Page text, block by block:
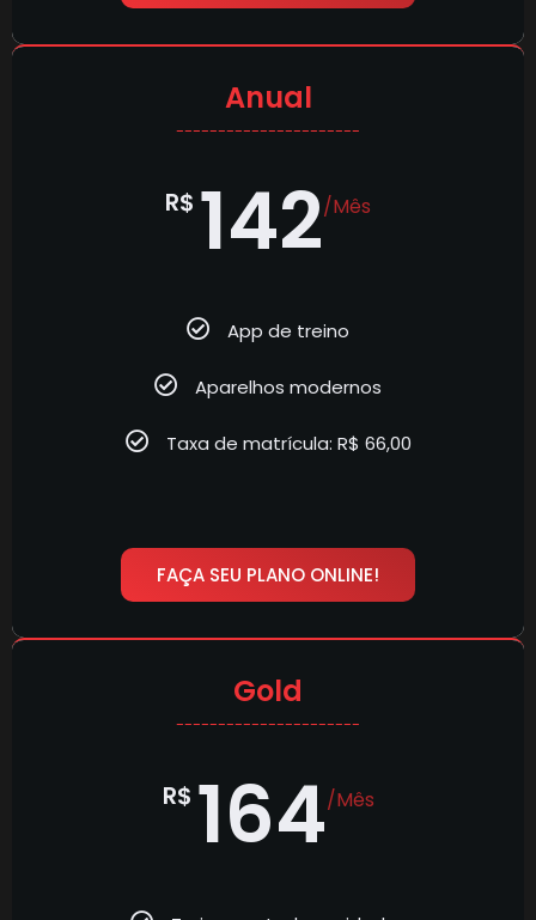
Anual
----------------------
R$ 142/Mês
App de treino
Aparelhos modernos
Taxa de matrícula: R$ 66,00
FAÇA SEU PLANO ONLINE!
Gold
----------------------
R$ 164/Mês